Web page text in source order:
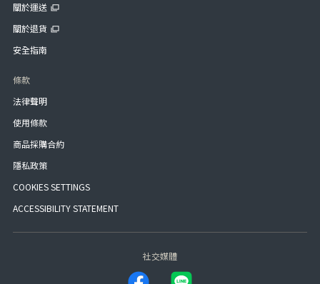
關於運送
關於退貨
安全指南
條款
法律聲明
使用條款
商品採購合約
隱私政策
COOKIES SETTINGS
ACCESSIBILITY STATEMENT
社交媒體